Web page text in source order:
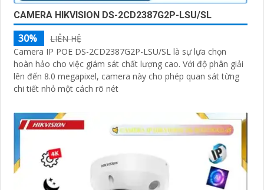
CAMERA HIKVISION DS-2CD2387G2P-LSU/SL
30%
LIÊN HỆ
Camera IP POE DS-2CD2387G2P-LSU/SL là sự lựa chọn
hoàn hảo cho việc giám sát chất lượng cao. Với độ phân giải
lên đến 8.0 megapixel, camera này cho phép quan sát từng
chi tiết nhỏ một cách rõ nét